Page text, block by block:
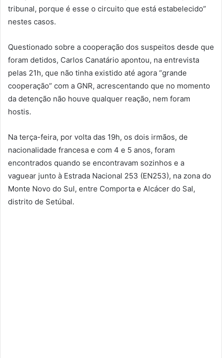
tribunal, porque é esse o circuito que está estabelecido”
nestes casos.
Questionado sobre a cooperação dos suspeitos desde que
foram detidos, Carlos Canatário apontou, na entrevista
pelas 21h, que não tinha existido até agora “grande
cooperação” com a GNR, acrescentando que no momento
da detenção não houve qualquer reação, nem foram
hostis.
Na terça-feira, por volta das 19h, os dois irmãos, de
nacionalidade francesa e com 4 e 5 anos, foram
encontrados quando se encontravam sozinhos e a
vaguear junto à Estrada Nacional 253 (EN253), na zona do
Monte Novo do Sul, entre Comporta e Alcácer do Sal,
distrito de Setúbal.